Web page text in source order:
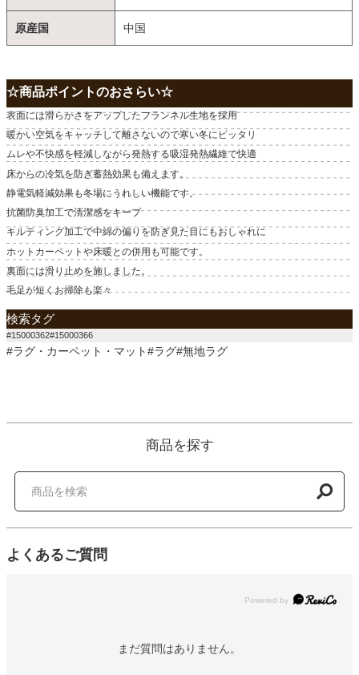
原産国 中国
☆商品ポイントのおさらい☆
表面には滑らかさをアップしたフランネル生地を採用
暖かい空気をキャッチして離さないので寒い冬にピッタリ
ムレや不快感を軽減しながら発熱する吸湿発熱繊維で快適
床からの冷気を防ぎ蓄熱効果も備えます。
静電気軽減効果も冬場にうれしい機能です。
抗菌防臭加工で清潔感をキープ
キルティング加工で中綿の偏りを防ぎ見た目にもおしゃれに
ホットカーペットや床暖との併用も可能です。
裏面には滑り止めを施しました。
毛足が短くお掃除も楽々
検索タグ
#15000362#15000366
#ラグ・カーペット・マット#ラグ#無地ラグ
商品を探す
よくあるご質問
Powered by
まだ質問はありません。